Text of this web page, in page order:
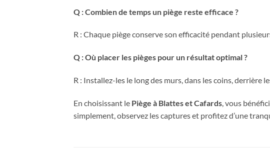
Q : Combien de temps un piège reste efficace ?
R : Chaque piège conserve son efficacité pendant
Q : Où placer les pièges pour un résultat optimal ?
R : Installez-les le long des murs, dans les coins, derrière
En choisissant le Piège à Blattes et Cafards, vous
simplement, observez les captures et profitez d’une